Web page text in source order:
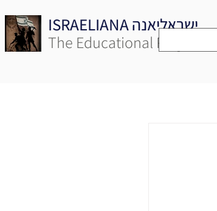
ISRAELIANA ישראליאנה
The Educational Project